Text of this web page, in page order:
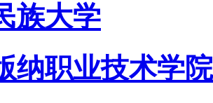
族大学
纳职业技术学院